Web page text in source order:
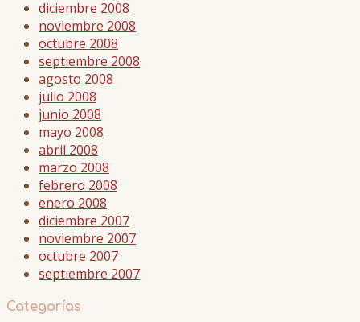
diciembre 2008
noviembre 2008
octubre 2008
septiembre 2008
agosto 2008
julio 2008
junio 2008
mayo 2008
abril 2008
marzo 2008
febrero 2008
enero 2008
diciembre 2007
noviembre 2007
octubre 2007
septiembre 2007
Categorías